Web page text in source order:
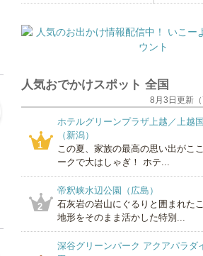
人気おでかけスポット 全国
8月3日更新
1
ホテルグリーンプラザ上越／上越
（新潟）
この夏、家族の最高の思い出がこ
ークで大はしゃぎ！ ホテ...
2
帝釈峡水辺公園（広島）
石灰岩の岩山にぐるりと囲まれた
地形をそのまま活かした特別...
深谷グリーンパーク アクアパラダ